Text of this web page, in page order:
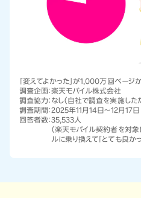
「変えてよかった」が1,000万回ページ
調査企画：楽天モバイル株式会社
調査協力： なし（自社で調査を実施した
調査期間：2025年11月14日～12月17日
回答者数：35,533人
（楽天モバイル契約者を対象
ルに乗り換えて「とても良か